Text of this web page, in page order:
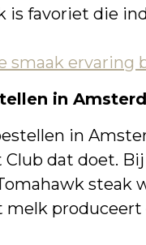
is favoriet die
smaak ervaring
in
in
Club dat doet.
steak
melk